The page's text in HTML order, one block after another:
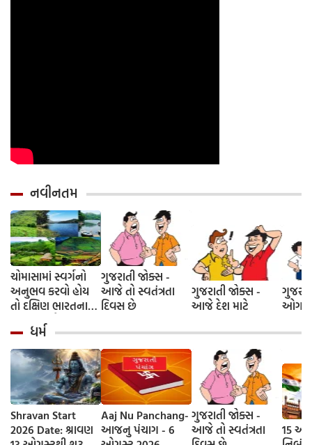
નવીનતમ
ચોમાસામાં સ્વર્ગનો
અનુભવ કરવો હોય
તો દક્ષિણ ભારતના
આ 5 સ્થળોની જરૂર
મુલાકાત લો
ગુજરાતી જોક્સ -
આજે તો સ્વતંત્રતા
દિવસ છે
ગુજરાતી જોક્સ -
આજે દેશ માટે
ધર્મ
Shravan Start
2026 Date: શ્રાવણ
Aaj Nu Panchang-
આજનુ પંચાગ - 6
ગુજરાતી જોક્સ -
આજે તો સ્વતંત્રતા
15